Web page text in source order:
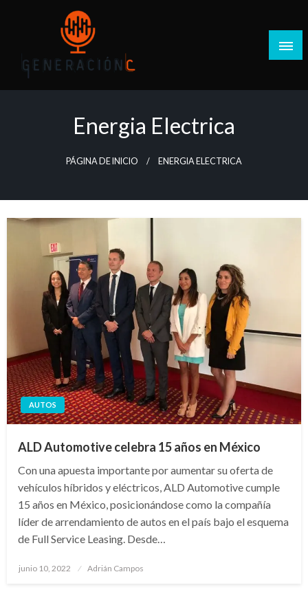
Energia Electrica
PÁGINA DE INICIO ENERGIA ELECTRICA
AUTOS
ALD Automotive celebra 15 años en México
Con una apuesta importante por aumentar su oferta de
vehículos híbridos y eléctricos, ALD Automotive cumple
15 años en México, posicionándose como la compañía
líder de arrendamiento de autos en el país bajo el esquema
de Full Service Leasing. Desde…
Publicado
junio 10, 2022 Adrián Campos